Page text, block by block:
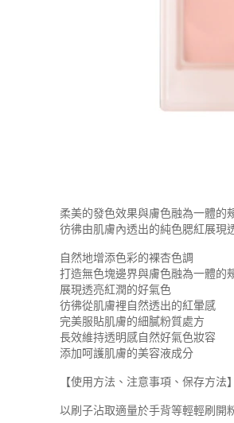
柔美的發色效果與膚色融為一體的
彷彿由肌膚內透出的純色腮紅展現
自然地增添色彩的裸杏色調
打造無色塊邊界與膚色融為一體的
展現透亮紅潤的好氣色
彷彿從肌膚裡自然透出的紅暈感
完美服貼肌膚的細膩粉質處方
長效維持透明感自然好氣色妝容
添加呵護肌膚的美容液成分
【使用方法、注意事項、保存方法】
以刷子沾取適量於手背等輕輕刷開